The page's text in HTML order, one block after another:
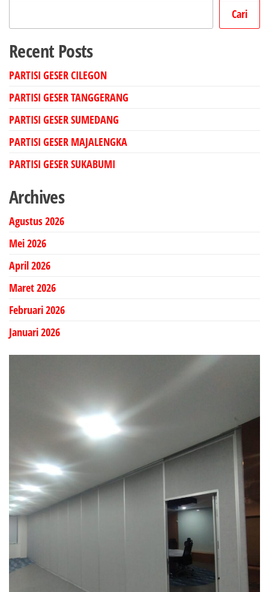
Cari
Recent Posts
PARTISI GESER CILEGON
PARTISI GESER TANGGERANG
PARTISI GESER SUMEDANG
PARTISI GESER MAJALENGKA
PARTISI GESER SUKABUMI
Archives
Agustus 2026
Mei 2026
April 2026
Maret 2026
Februari 2026
Januari 2026